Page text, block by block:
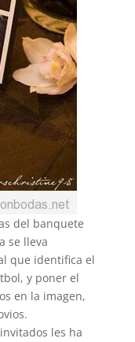
del banquete
se lleva
que identifica el
y poner el
en la imagen,
les ha